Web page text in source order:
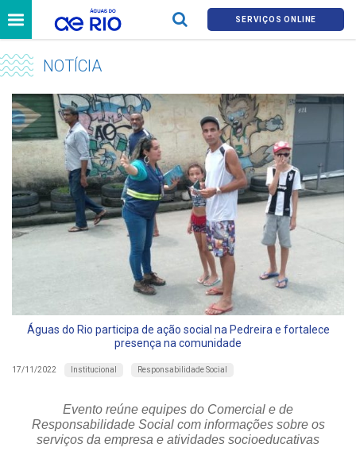
SERVIÇOS ONLINE
NOTÍCIA
Águas do Rio participa de ação social na Pedreira e fortalece
presença na comunidade
17/11/2022 Institucional Responsabilidade Social
Evento reúne equipes do Comercial e de
Responsabilidade Social com informações sobre os
serviços da empresa e atividades socioeducativas